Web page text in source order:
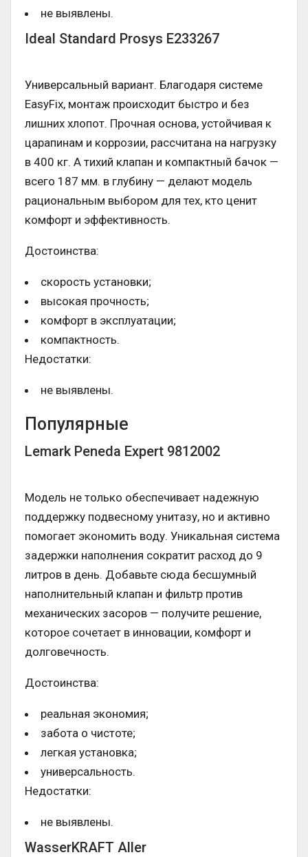
не выявлены.
Ideal Standard Prosys E233267
Универсальный вариант. Благодаря системе
EasyFix, монтаж происходит быстро и без
лишних хлопот. Прочная основа, устойчивая к
царапинам и коррозии, рассчитана на нагрузку
в 400 кг. А тихий клапан и компактный бачок —
всего 187 мм. в глубину — делают модель
рациональным выбором для тех, кто ценит
комфорт и эффективность.
Достоинства:
скорость установки;
высокая прочность;
комфорт в эксплуатации;
компактность.
Недостатки:
не выявлены.
Популярные
Lemark Peneda Expert 9812002
Модель не только обеспечивает надежную
поддержку подвесному унитазу, но и активно
помогает экономить воду. Уникальная система
задержки наполнения сократит расход до 9
литров в день. Добавьте сюда бесшумный
наполнительный клапан и фильтр против
механических засоров — получите решение,
которое сочетает в инновации, комфорт и
долговечность.
Достоинства:
реальная экономия;
забота о чистоте;
легкая установка;
универсальность.
Недостатки:
не выявлены.
WasserKRAFT Aller